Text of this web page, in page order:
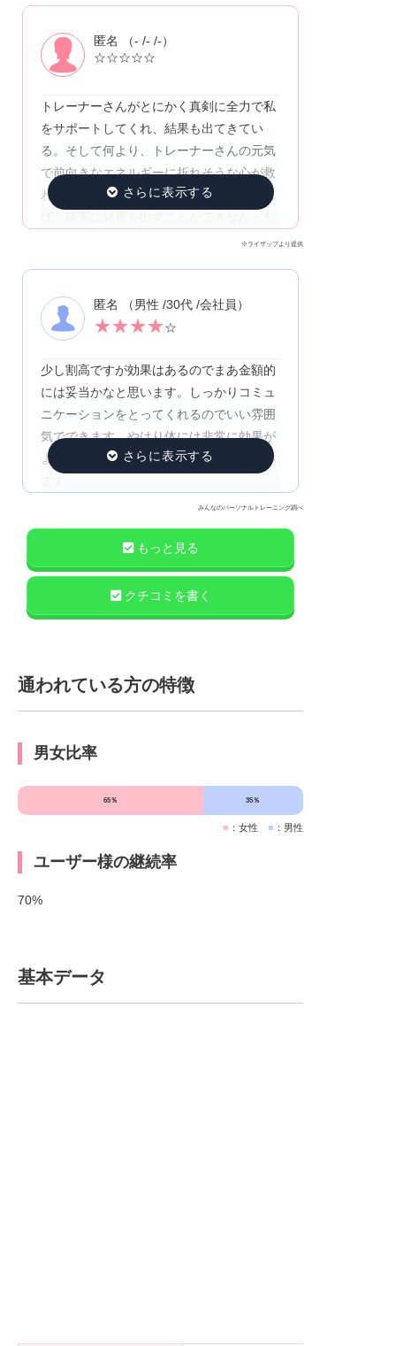
匿名 （- /- /-）
☆☆☆☆☆
トレーナーさんがとにかく真剣に全力で私
をサポートしてくれ、結果も出てきてい
る。そして何より、トレーナーさんの元気
で前向きなエネルギーに折れそうな心が救
われて、頑張り続けられている！いなけれ
※ライザップより提供
匿名 （男性 /30代 /会社員）
★★★★☆
少し割高ですが効果はあるのでまあ金額的
には妥当かなと思います。しっかりコミュ
ニケーションをとってくれるのでいい雰囲
気でできます。やはり体には非常に効果が
よくて環境や設備もいいので気に入ってい
みんなのパーソナルトレーニング調べ
もっと見る
クチコミを書く
通われている方の特徴
男女比率
65％ 35％
■ ：女性 ■ ：男性
ユーザー様の継続率
70%
基本データ